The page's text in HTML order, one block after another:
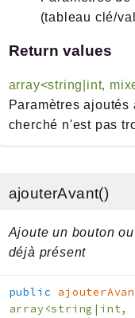
(tableau clé/
Return values
array<string|int,
Paramètres
cherché n'est pas
ajouterAvant()
Ajoute un bouton
déjà présent
public
array<string|int,